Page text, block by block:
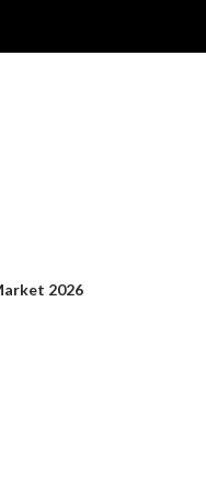
2026